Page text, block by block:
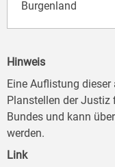
Burgenland
Hinweis
Eine Auflistung
Planstellen der Justiz
Bundes und kann
werden.
Link